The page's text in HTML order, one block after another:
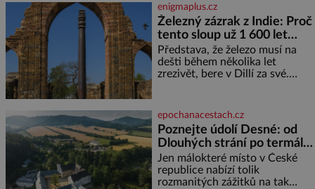
ani ne třetinovém množství, než
je pro většinu populace běžné.
Její základní složky– sodík a
chlór – jsou zásadní pro
správné hospodaření
enigmaplus.cz
Železný zázrak z Indie: Proč
tento sloup už 1 600 let
nezná rez?
Představa, že železo musí na
dešti během několika let
zrezivět, bere v Dillí za své.
železný sloup, který už přibližně
1 600 let odolává počasí
epochanacestach.cz
Poznejte údolí Desné: od
Dlouhých strání po termální
prameny
Jen málokteré místo v České
republice nabízí tolik
rozmanitých zážitků na tak